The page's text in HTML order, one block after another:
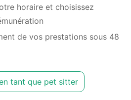
horaire et choisissez
de vos prestations sous 48
en tant que pet sitter